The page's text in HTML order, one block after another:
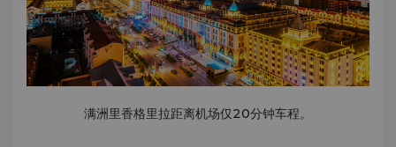
满洲里香格里拉距离机场仅20分钟车程。